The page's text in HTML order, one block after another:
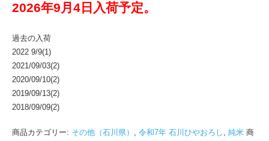
2026年9月4日入荷予定。
過去の入荷
2022 9/9(1)
2021/09/03(2)
2020/09/10(2)
2019/09/13(2)
2018/09/09(2)
商品カテゴリー: その他（石川県） , 令和7年 石川ひやおろし , 純米 商